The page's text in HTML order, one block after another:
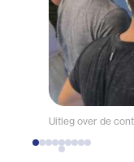
Uitleg over de